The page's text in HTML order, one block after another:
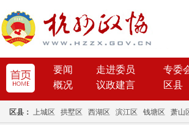
要闻 走进委员
专委
概况
议政建言 区县
区县： 上城区 拱墅区 西湖区 滨江区 钱塘区 萧山